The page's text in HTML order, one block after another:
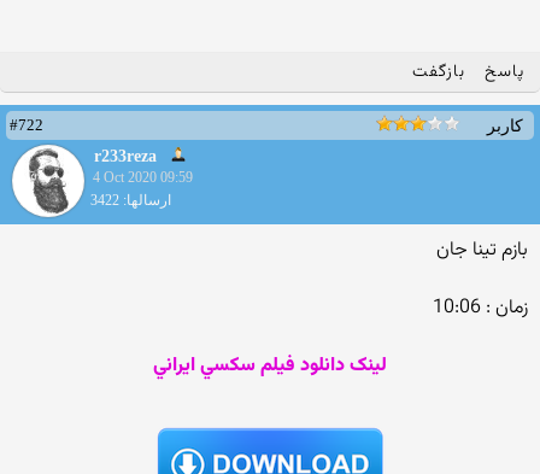
پاسخ بازگفت
کاربر
#722
r233reza
4 Oct 2020 09:59
ارسالها: 3422
بازم تینا جان
زمان : 10:06
لينک دانلود فيلم سکسي ايراني